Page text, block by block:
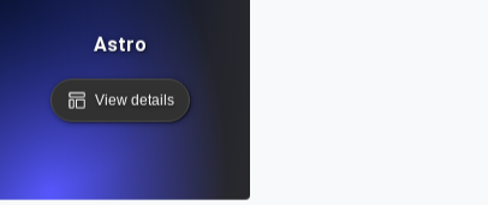
Astro
View details